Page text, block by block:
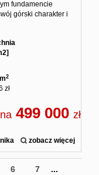
fundamencie
górski charakter i
2
zł
499 000 zł
zobacz więcej
6 7 ...